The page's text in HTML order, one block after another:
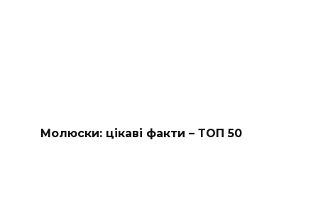
Молюски: цікаві факти – ТОП 50